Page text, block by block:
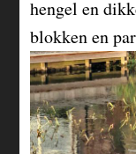
hengel en
blokken en